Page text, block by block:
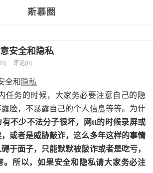
斯慕圈
安全和隐私
评论(0)
全和 隐私
任务的时候，大家务必要注意自己的隐
脸，不暴露自己的个人信息等等。为什
有不少不法分子很坏，网tt的时候录屏或
或者是威胁敲诈，这么多年这样的事情
于面子，只能默默被敲诈或者是吃亏，
。所以，如果安全和隐私请大家务必注